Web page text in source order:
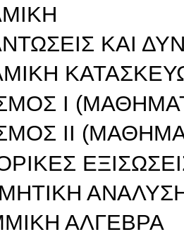
ΚΑΙ
Ι
ΙΙ
ΑΛΓΕΒΡΑ